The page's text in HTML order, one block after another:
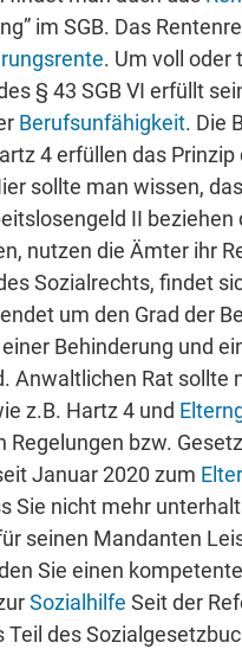
im SGB. Das
. Um voll
§ 43 SGB VI erfüllt
Berufsunfähigkeit. Die
4 erfüllen das
sollte man wissen,
II beziehen
nutzen die Ämter ihr
Sozialrechts, findet
um den Grad der
Behinderung und
Anwaltlichen Rat sollte
z.B. Hartz 4 und
bzw.
Januar 2020 zum
Sie nicht mehr
seinen Mandanten
Sie einen
Sozialhilfe Seit der
des